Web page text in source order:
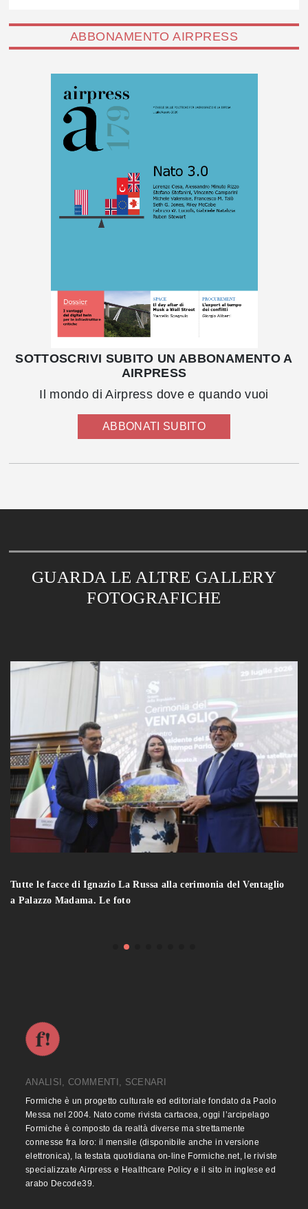
ABBONAMENTO AIRPRESS
SOTTOSCRIVI SUBITO UN ABBONAMENTO A
AIRPRESS
Il mondo di Airpress dove e quando vuoi
ABBONATI SUBITO
GUARDA LE ALTRE GALLERY
FOTOGRAFICHE
Tutte le facce di Ignazio La Russa alla cerimonia del Ventaglio
a Palazzo Madama. Le foto
ANALISI, COMMENTI, SCENARI
Formiche è un progetto culturale ed editoriale fondato da Paolo
Messa nel 2004. Nato come rivista cartacea, oggi l’arcipelago
Formiche è composto da realtà diverse ma strettamente
connesse fra loro: il mensile (disponibile anche in versione
elettronica), la testata quotidiana on-line Formiche.net, le riviste
specializzate Airpress e Healthcare Policy e il sito in inglese ed
arabo Decode39.